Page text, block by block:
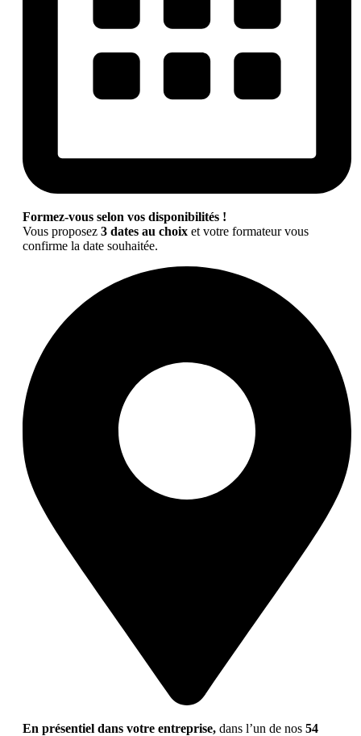
Formez-vous selon vos disponibilités !
Vous proposez 3 dates au choix et votre formateur vous
confirme la date souhaitée.
En présentiel dans votre entreprise, dans l’un de nos 54